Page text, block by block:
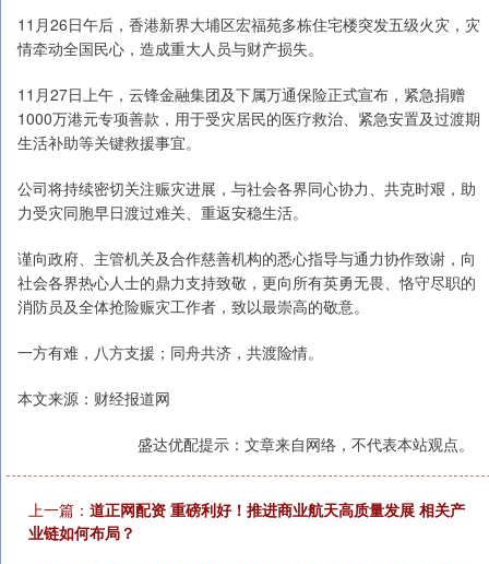
11月26日午后，香港新界大埔区宏福苑多栋住宅楼突发五级火灾，灾
情牵动全国民心，造成重大人员与财产损失。
11月27日上午，云锋金融集团及下属万通保险正式宣布，紧急捐赠
1000万港元专项善款，用于受灾居民的医疗救治、紧急安置及过渡期
生活补助等关键救援事宜。
公司将持续密切关注赈灾进展，与社会各界同心协力、共克时艰，助
力受灾同胞早日渡过难关、重返安稳生活。
谨向政府、主管机关及合作慈善机构的悉心指导与通力协作致谢，向
社会各界热心人士的鼎力支持致敬，更向所有英勇无畏、恪守尽职的
消防员及全体抢险赈灾工作者，致以最崇高的敬意。
一方有难，八方支援；同舟共济，共渡险情。
本文来源：财经报道网
盛达优配提示：文章来自网络，不代表本站观点。
上一篇： 道正网配资 重磅利好！推进商业航天高质量发展 相关产
业链如何布局？